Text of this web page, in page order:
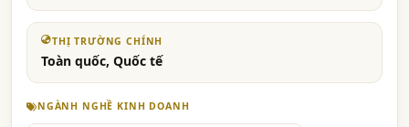
THỊ TRƯỜNG CHÍNH
Toàn quốc, Quốc tế
NGÀNH NGHỀ KINH DOANH